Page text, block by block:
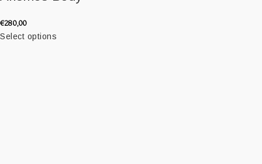
€280,00
Select options